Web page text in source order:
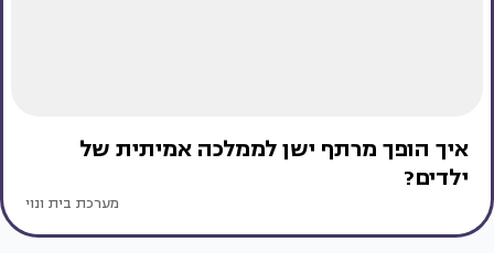
איך הופך מרתף ישן לממלכה אמיתית של
ילדים?
מערכת בית ונוי